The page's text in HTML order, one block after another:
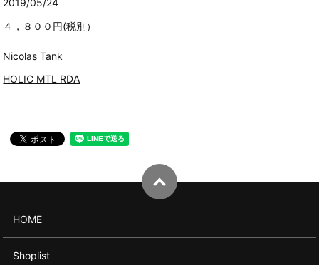
2019/05/24
４，８００円(税別）
Nicolas Tank
HOLIC MTL RDA
HOME
Shoplist